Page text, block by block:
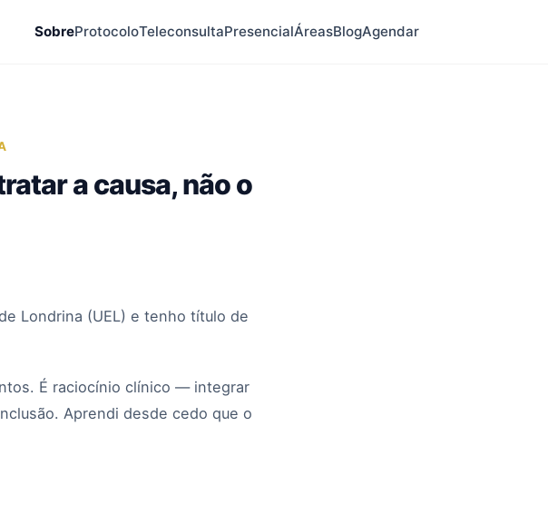
SobreProtocoloTeleconsultaPresencialÁreasBlogAgendar
a causa, não o
Londrina (UEL) e tenho título de
É raciocínio clínico — integrar
Aprendi desde cedo que o